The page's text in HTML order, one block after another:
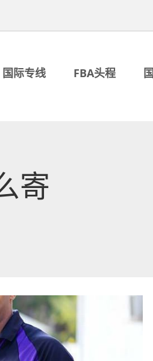
国际专线 FBA头程
寄